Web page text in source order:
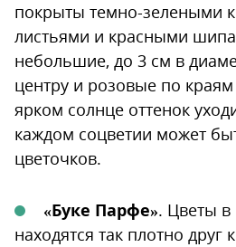
покрыты темно-зелеными
листьями и красными
небольшие, до 3 см в
центру и розовые по
ярком солнце оттенок
каждом соцветии может
цветочков.
«Буке Парфе». Цветы в
находятся так плотно друг